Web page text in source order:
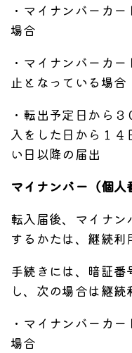
・マイナンバーカ
場合
・マイナンバーカ
止となっている場合
・転出予定日から
入をした日から１
い日以降の届出
マイナンバー（個
転入届後、マイナン
するかたは、継続利
手続きには、暗証
し、次の場合は継続
・マイナンバーカ
場合